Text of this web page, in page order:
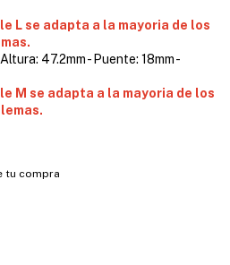
L se adapta a la mayoria de los
47.2mm - Puente: 18mm -
M se adapta a la mayoria de los
tu compra